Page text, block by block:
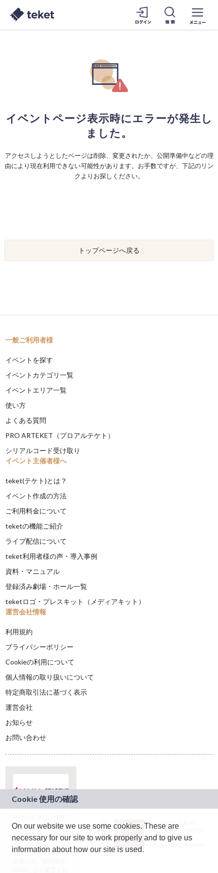
イベントページ表示時にエラーが発生し
ました。
アクセスしようとしたページは削除、変更されたか、公開準備中などの理
由により現在利用できない可能性があります。お手数ですが、下記のリン
クよりお探しください。
トップページへ戻る
一般ご利用者様
イベントを探す
イベントカテゴリ一覧
イベントエリア一覧
使い方
よくある質問
PRO ARTEKET（プロアルテケト）
シリアルコード受け取り
イベント主催者様へ
teket(テケト)とは？
イベント作成の方法
ご利用料金について
teketの機能ご紹介
ライブ配信について
teket利用者様の声・導入事例
資料・マニュアル
登録済み劇場・ホール一覧
teketロゴ・プレスキット（メディアキット）
運営会社情報
利用規約
プライバシーポリシー
Cookieの利用について
個人情報の取り扱いについて
特定商取引法に基づく表示
運営会社
お知らせ
お問い合わせ
ドコモグループの新
規事業創出プログラ
ム「docomo
STARTUP」を通じて
JASRAC許諾番号：
9024936001Y45037
JASRAC許諾番号：
On our website we use some cookies. These are
necessary for our site to work properly and to give us
information about how our site is used.